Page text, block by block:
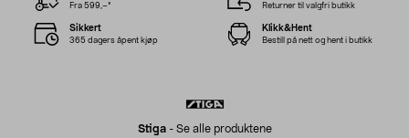
Stiga- Se alle produktene
Fra 599,–* Returner til valgfri butikk
Sikkert
365 dagers åpent kjøp
Klikk&Hent
Bestill på nett og hent i butikk